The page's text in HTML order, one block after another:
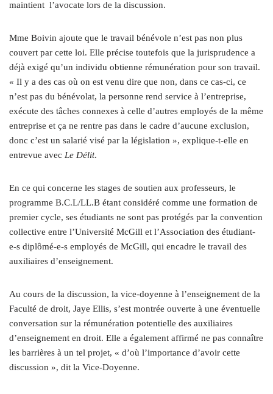
maintient l’avocate lors de la discussion.
Mme Boivin ajoute que le travail bénévole n’est pas non plus
couvert par cette loi. Elle précise toutefois que la jurisprudence a
déjà exigé qu’un individu obtienne rémunération pour son travail.
« Il y a des cas où on est venu dire que non, dans ce cas-ci, ce
n’est pas du bénévolat, la personne rend service à l’entreprise,
exécute des tâches connexes à celle d’autres employés de la même
entreprise et ça ne rentre pas dans le cadre d’aucune exclusion,
donc c’est un salarié visé par la législation », explique-t-elle en
entrevue avec Le Délit.
En ce qui concerne les stages de soutien aux professeurs, le
programme B.C.L/LL.B étant considéré comme une formation de
premier cycle, ses étudiants ne sont pas protégés par la convention
collective entre l’Université McGill et l’Association des étudiant-
e‑s diplômé-e‑s employés de McGill, qui encadre le travail des
auxiliaires d’enseignement.
Au cours de la discussion, la vice-doyenne à l’enseignement de la
Faculté de droit, Jaye Ellis, s’est montrée ouverte à une éventuelle
conversation sur la rémunération potentielle des auxiliaires
d’enseignement en droit. Elle a également affirmé ne pas connaître
les barrières à un tel projet, « d’où l’importance d’avoir cette
discussion », dit la Vice-Doyenne.